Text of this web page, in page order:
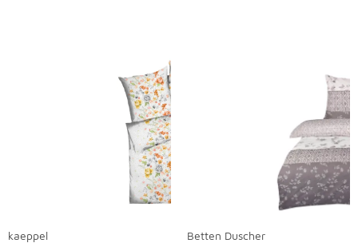
kaeppel
Betten Duscher